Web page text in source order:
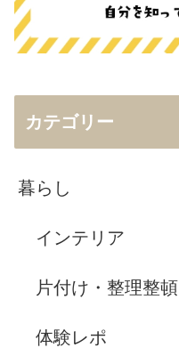
カテゴリー
暮らし
インテリア
片付け・整理整頓
体験レポ